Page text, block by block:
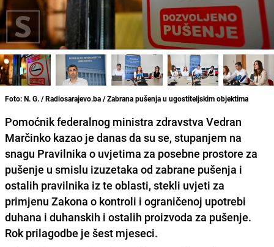
Foto: N. G. / Radiosarajevo.ba / Zabrana pušenja u ugostiteljskim objektima
Pomoćnik federalnog ministra zdravstva Vedran
Marčinko kazao je danas da su se, stupanjem na
snagu Pravilnika o uvjetima za posebne prostore za
pušenje u smislu izuzetaka od zabrane pušenja i
ostalih pravilnika iz te oblasti, stekli uvjeti za
primjenu Zakona o kontroli i ograničenoj upotrebi
duhana i duhanskih i ostalih proizvoda za pušenje.
Rok prilagodbe je šest mjeseci.